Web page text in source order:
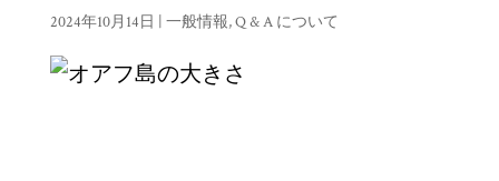
2024年10月14日 一般情報,Q & A について